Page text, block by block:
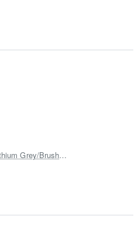
TREK Émonda SL 6 Disc Pro Lithium Grey/Brushed Chrome 56 53cm 56 2022